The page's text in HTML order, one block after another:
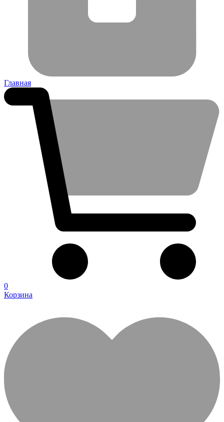
Главная
0
Корзина